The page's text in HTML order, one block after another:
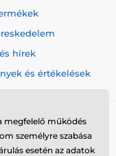
hírek
és értékelések
megfelelő működés
személyre szabása
esetén az adatok